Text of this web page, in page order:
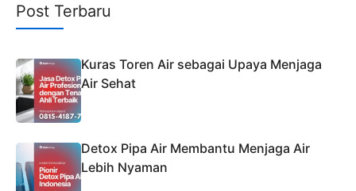
Post Terbaru
Kuras Toren Air sebagai Upaya Menjaga
Air Sehat
Detox Pipa Air Membantu Menjaga Air
Lebih Nyaman